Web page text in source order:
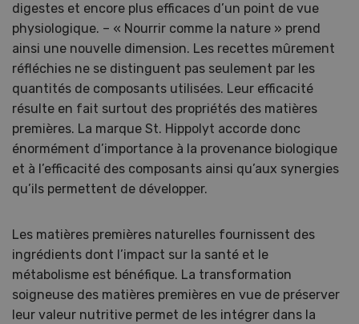
digestes et encore plus efficaces d’un point de vue
physiologique. – « Nourrir comme la nature » prend
ainsi une nouvelle dimension. Les recettes mûrement
réfléchies ne se distinguent pas seulement par les
quantités de composants utilisées. Leur efficacité
résulte en fait surtout des propriétés des matières
premières. La marque St. Hippolyt accorde donc
énormément d’importance à la provenance biologique
et à l’efficacité des composants ainsi qu’aux synergies
qu’ils permettent de développer.
Les matières premières naturelles fournissent des
ingrédients dont l’impact sur la santé et le
métabolisme est bénéfique. La transformation
soigneuse des matières premières en vue de préserver
leur valeur nutritive permet de les intégrer dans la